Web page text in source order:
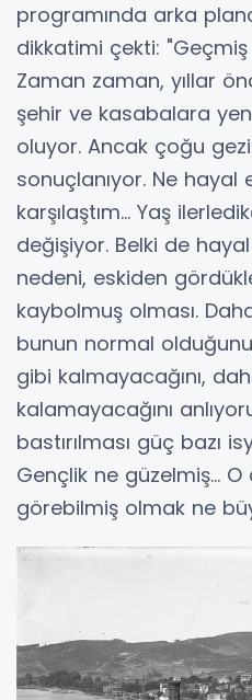
programında arka
dikkatimi çekti:
Zaman zaman, yıllar
şehir ve kasabalara
oluyor. Ancak çoğu
sonuçlanıyor. Ne hayal
karşılaştım... Yaş
değişiyor. Belki de hayal
nedeni, eskiden
kaybolmuş olması.
bunun normal
gibi kalmayacağını,
kalamayacağını
bastırılması güç bazı
Gençlik ne güzelmiş...
görebilmiş olmak ne